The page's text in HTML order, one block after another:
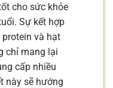
cho sức khỏe
Sự kết hợp
và hạt
chỉ mang lại
cấp nhiều
này sẽ hướng